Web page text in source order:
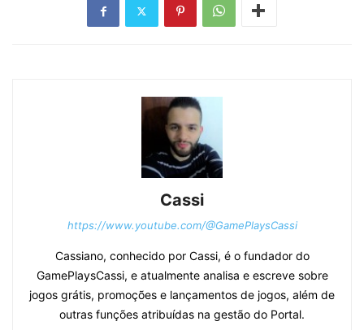
Cassi
https://www.youtube.com/@GamePlaysCassi
Cassiano, conhecido por Cassi, é o fundador do
GamePlaysCassi, e atualmente analisa e escreve sobre
jogos grátis, promoções e lançamentos de jogos, além de
outras funções atribuídas na gestão do Portal.